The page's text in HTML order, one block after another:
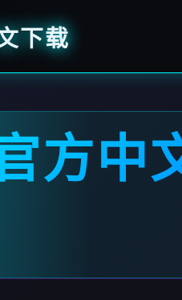
下载
方中